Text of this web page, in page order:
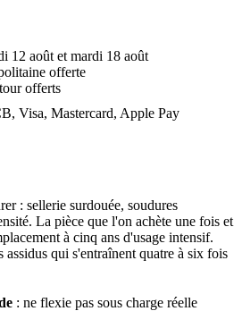
12 août et mardi 18 août
offerte
offerts
Visa, Mastercard, Apple Pay
: sellerie surdouée, soudures
La pièce que l'on achète une fois et
à cinq ans d'usage intensif.
assidus qui s'entraînent quatre à six fois
: ne flexie pas sous charge réelle